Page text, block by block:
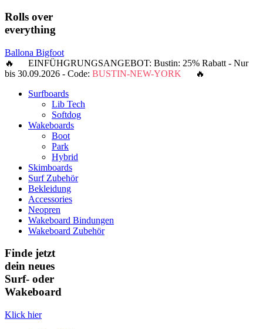
Rolls over
everything
Ballona Bigfoot
🔥 EINFÜHGRUNGSANGEBOT: Bustin: 25% Rabatt - Nur
bis 30.09.2026 - Code: BUSTIN-NEW-YORK 🔥
Surfboards
Lib Tech
Softdog
Wakeboards
Boot
Park
Hybrid
Skimboards
Surf Zubehör
Bekleidung
Accessories
Neopren
Wakeboard Bindungen
Wakeboard Zubehör
Finde jetzt
dein neues
Surf- oder
Wakeboard
Klick hier